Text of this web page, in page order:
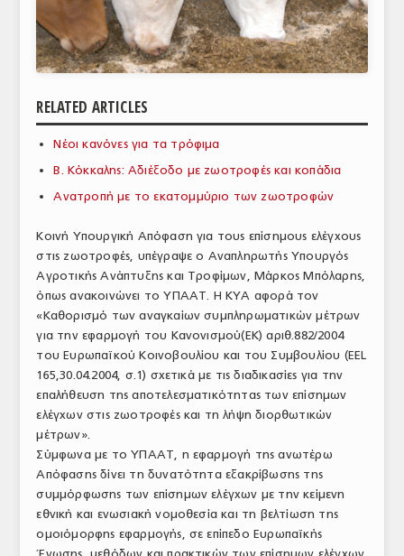
ΕΥΡΩΠΑΪΚΕΣ ΑΠΟΦΑΣΕΙΣ
ΘΕΜΑΤΑ
ΕΜΠΟΡΙΚΟΣ ΚΑΤΑΛΟΓΟΣ
ΠΑΡΑΓΩΓΗ & ΕΜΠΟΡΙΑ
ΕΞΟΠΛΙΣΜΟΣ
ΥΠΗΡΕΣΙΕΣ
ΕΜΠΟΡΙΚΟΙ ΑΝΤΙΠΡΟΣΩΠΟΙ
ΕΥΡΩΠΑΪΚΗ ΝΟΜΟΘΕΣΙΑ
ΤΟ ΠΕΡΙΟΔΙΚΟ
Profile
ΑΡΧΕΙΟ ΤΕΥΧΩΝ
RELATED ARTICLES
Νέοι κανόνες για τα τρόφιμα
Β. Κόκκαλης: Αδιέξοδο με ζωοτροφές και κοπάδια
Ανατροπή με το εκατομμύριο των ζωοτροφών
Κοινή Υπουργική Απόφαση για τους επίσημους ελέγχους
στις ζωοτροφές, υπέγραψε ο Αναπληρωτής Υπουργός
Αγροτικής Ανάπτυξης και Τροφίμων, Μάρκος Μπόλαρης,
όπως ανακοινώνει το ΥΠΑΑΤ. Η ΚΥΑ αφορά τον
«Καθορισμό των αναγκαίων συμπληρωματικών μέτρων
για την εφαρμογή του Κανονισμού(ΕΚ) αριθ.882/2004
του Ευρωπαϊκού Κοινοβουλίου και του Συμβουλίου (ΕΕL
165,30.04.2004, σ.1) σχετικά με τις διαδικασίες για την
επαλήθευση της αποτελεσματικότητας των επίσημων
ελέγχων στις ζωοτροφές και τη λήψη διορθωτικών
μέτρων».
Σύμφωνα με το ΥΠΑΑΤ, η εφαρμογή της ανωτέρω
Απόφασης δίνει τη δυνατότητα εξακρίβωσης της
συμμόρφωσης των επίσημων ελέγχων με την κείμενη
εθνική και ενωσιακή νομοθεσία και τη βελτίωση της
ομοιόμορφης εφαρμογής, σε επίπεδο Ευρωπαϊκής